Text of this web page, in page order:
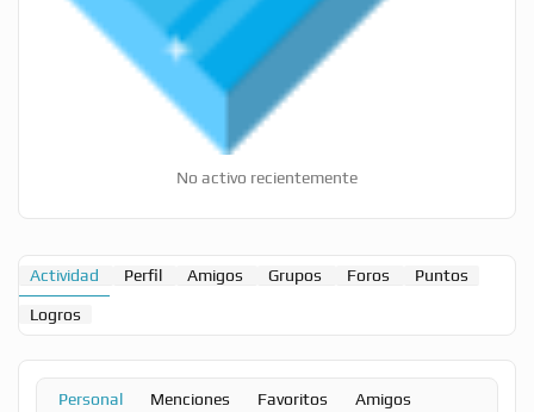
No activo recientemente
Actividad Perfil Amigos Grupos Foros Puntos
Logros
Personal Menciones Favoritos Amigos